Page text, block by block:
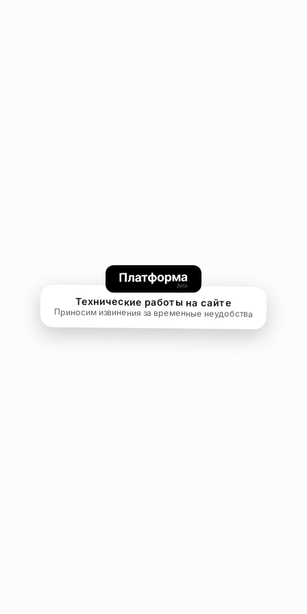
Технические работы на сайте
Приносим извинения за временные неудобства